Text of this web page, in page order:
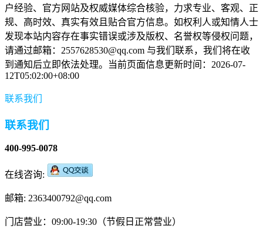
户经验、官方网站及权威媒体综合核验，力求专业、客观、正
规、高时效、真实有效且贴合官方信息。如权利人或知情人士
发现本站内容存在事实错误或涉及版权、名誉权等侵权问题，
请通过邮箱：2557628530@qq.com 与我们联系，我们将在收
到通知后立即依法处理。当前页面信息更新时间：2026-07-
12T05:02:00+08:00
联系我们
联系我们
400-995-0078
在线咨询:
邮箱: 2363400792@qq.com
门店营业：09:00-19:30（节假日正常营业）